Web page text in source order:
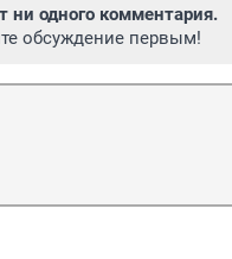
ни одного комментария.
обсуждение первым!